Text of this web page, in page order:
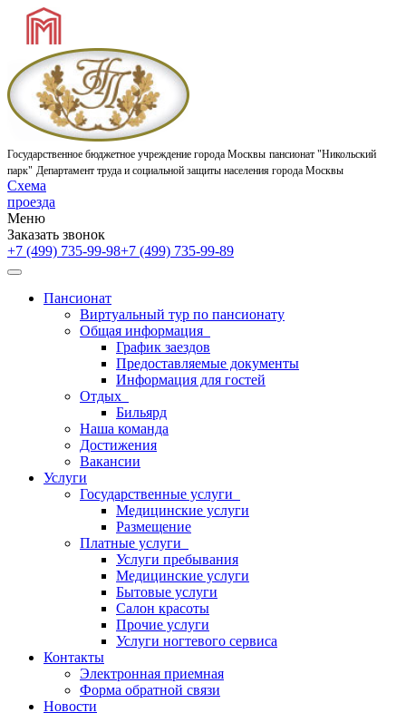
Государственное бюджетное учреждение города Москвы пансионат "Никольский
парк" Департамент труда и социальной защиты населения города Москвы
Схема
проезда
Меню
Заказать звонок
+7 (499) 735-99-98+7 (499) 735-99-89
Пансионат
Виртуальный тур по пансионату
Общая информация
График заездов
Предоставляемые документы
Информация для гостей
Отдых
Бильярд
Наша команда
Достижения
Вакансии
Услуги
Государственные услуги
Медицинские услуги
Размещение
Платные услуги
Услуги пребывания
Медицинские услуги
Бытовые услуги
Салон красоты
Прочие услуги
Услуги ногтевого сервиса
Контакты
Электронная приемная
Форма обратной связи
Новости